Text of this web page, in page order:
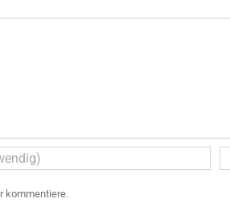
kommentiere.